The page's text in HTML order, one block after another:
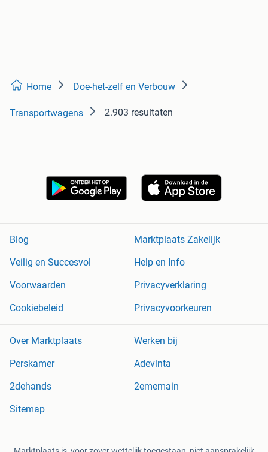
Home Doe-het-zelf en Verbouw
Transportwagens 2.903 resultaten
Blog
Marktplaats Zakelijk
Veilig en Succesvol
Help en Info
Voorwaarden
Privacyverklaring
Cookiebeleid
Privacyvoorkeuren
Over Marktplaats
Werken bij
Perskamer
Adevinta
2dehands
2ememain
Sitemap